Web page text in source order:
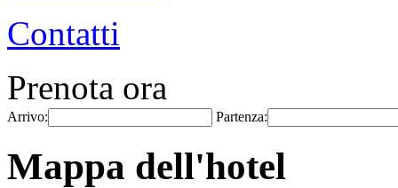
Contatti
Prenota ora
Arrivo: Partenza:
Mappa dell'hotel